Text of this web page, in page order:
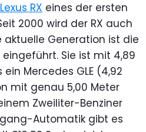
Lexus RX eines der ersten
2000 wird der RX auch
aktuelle Generation ist die
Sie ist mit 4,89
Mercedes GLE (4,92
mit genau 5,00 Meter
Zweiliter-Benziner
Automatik gibt es